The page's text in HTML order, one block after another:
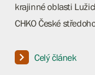
krajinné oblasti
CHKO České
Celý článek